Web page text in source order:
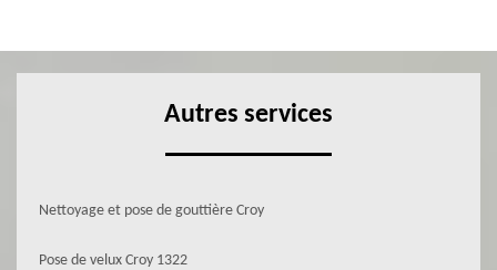
Autres services
Nettoyage et pose de gouttière Croy
Pose de velux Croy 1322